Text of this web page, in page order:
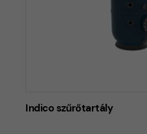
Indico szűrőtartály